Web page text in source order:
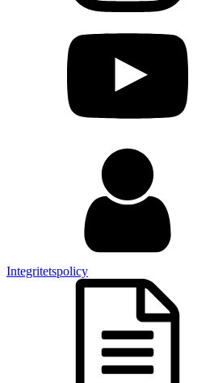
Integritetspolicy